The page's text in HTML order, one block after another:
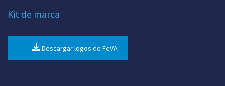
Kit de marca
Descargar logos de FeVA